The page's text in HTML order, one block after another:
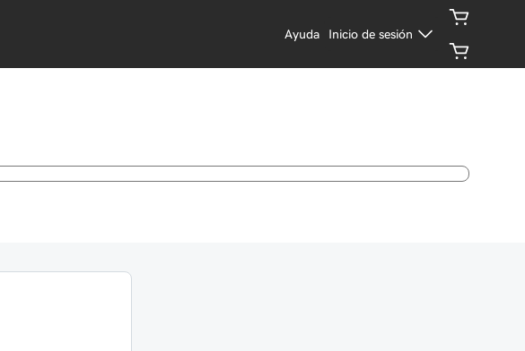
Ayuda Inicio de sesión